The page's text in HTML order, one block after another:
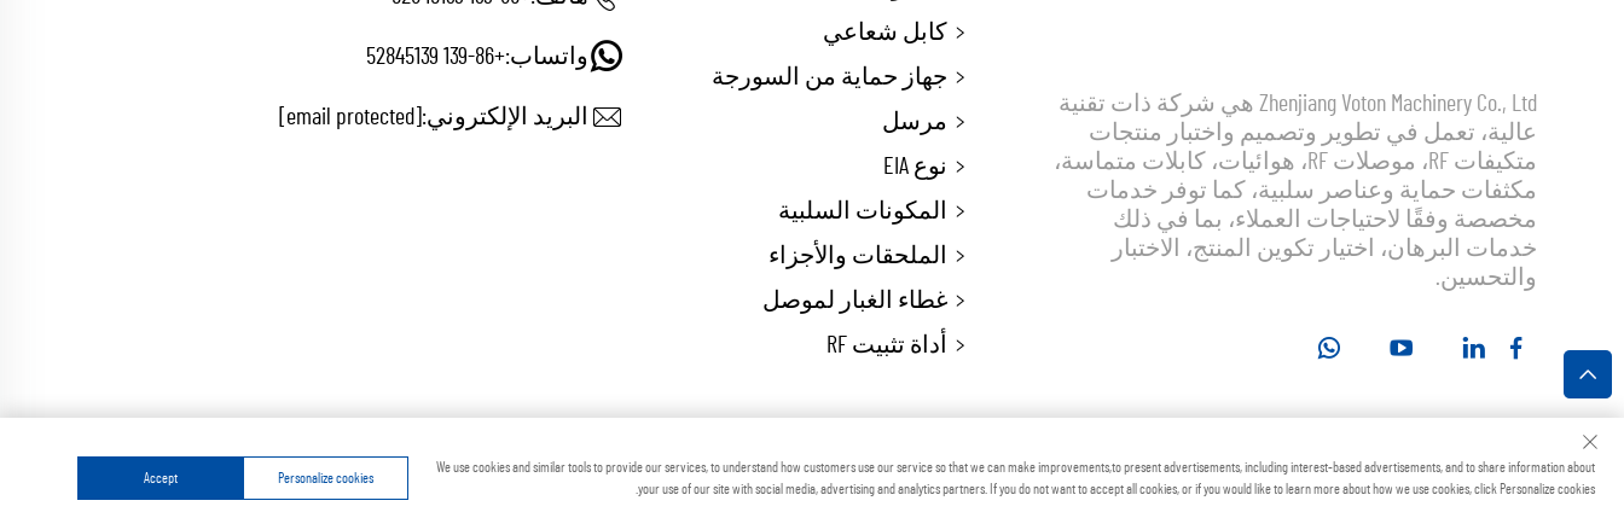
Zhenjiang Voton Machinery Co., Ltd هي شركة ذات تقنية
عالية، تعمل في تطوير وتصميم واختبار منتجات
متكيفات RF، موصلات RF، هوائيات، كابلات متماسة،
مكثفات حماية وعناصر سلبية، كما توفر خدمات
مخصصة وفقًا لاحتياجات العملاء، بما في ذلك
خدمات البرهان، اختيار تكوين المنتج، الاختبار
والتحسين.
كابل شعاعي
جهاز حماية من السورجة
مرسل
نوع EIA
المكونات السلبية
الملحقات والأجزاء
غطاء الغبار لموصل
أداة تثبيت RF
واتساب:+86-139 52845139
البريد الإلكتروني:
We use cookies and similar tools to provide our services, to understand how customers use our service so that we can make improvements,to present advertisements, including interest-based advertisements, and to share information about
your use of our site with social media, advertising and analytics partners. If you do not want to accept all cookies, or if you would like to learn more about how we use cookies, click Personalize cookies.
Personalize cookies
Accept